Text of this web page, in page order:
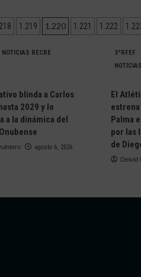
1.219 1.220 1.221 1.222
NOTICIAS RECRE
blinda a Carlos
2029 y lo
a la dinámica del
agosto 6, 2026
3ªRFEF
El
Palma
por las
de
Deivid